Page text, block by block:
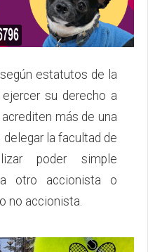
estatutos de la
su derecho a
más de una
la facultad de
poder simple
otro accionista o
no accionista.